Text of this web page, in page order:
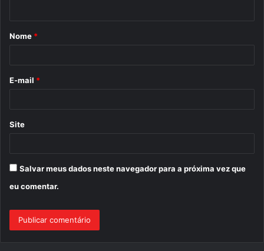
r
Nome *
E-mail *
Site
Salvar meus dados neste navegador para a próxima vez que
eu comentar.